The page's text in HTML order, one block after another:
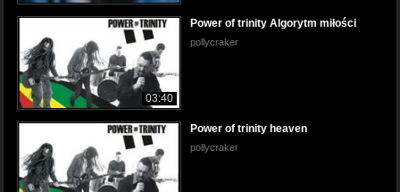
03:40
Power of trinity Algorytm miłości
pollycraker
Power of trinity heaven
pollycraker